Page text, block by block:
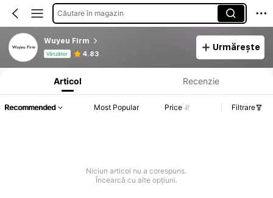
Căutare în magazin
Wuyeu Firm
Vânzător 4.83
Urmărește
Informații despre produs: Divulgarea prețului, detalii privind vânzările și stocul.
Articol Recenzie
Recommended Most Popular Price Filtrare
Niciun articol nu a corespuns.
Încearcă cu alte opțiuni.